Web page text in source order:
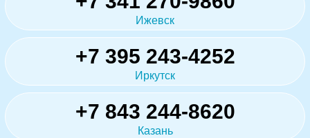
Ижевск
+7 395 243-4252
Иркутск
+7 843 244-8620
Казань